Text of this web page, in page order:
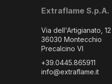
Extraflame S.p.A.
Via dell'Artigianato, 12
36030 Montecchio
Precalcino VI
+39.0445.865911
info@extraflame.it